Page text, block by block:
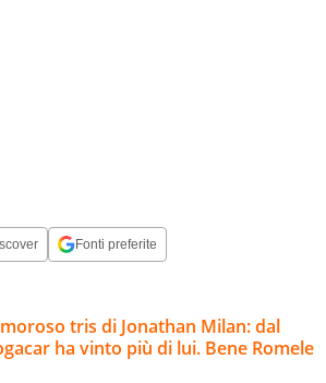
Fonti preferite
tris di Jonathan Milan: dal
ha vinto più di lui. Bene Romele